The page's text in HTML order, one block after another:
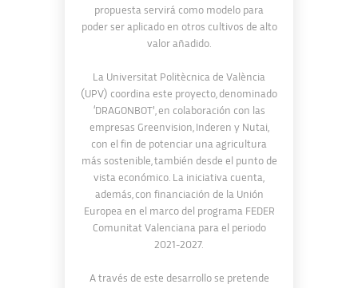
propuesta servirá como modelo para
poder ser aplicado en otros cultivos de alto
valor añadido.
La Universitat Politècnica de València
(UPV) coordina este proyecto, denominado
‘DRAGONBOT’, en colaboración con las
empresas Greenvision, Inderen y Nutai,
con el fin de potenciar una agricultura
más sostenible, también desde el punto de
vista económico. La iniciativa cuenta,
además, con financiación de la Unión
Europea en el marco del programa FEDER
Comunitat Valenciana para el periodo
2021-2027.
A través de este desarrollo se pretende